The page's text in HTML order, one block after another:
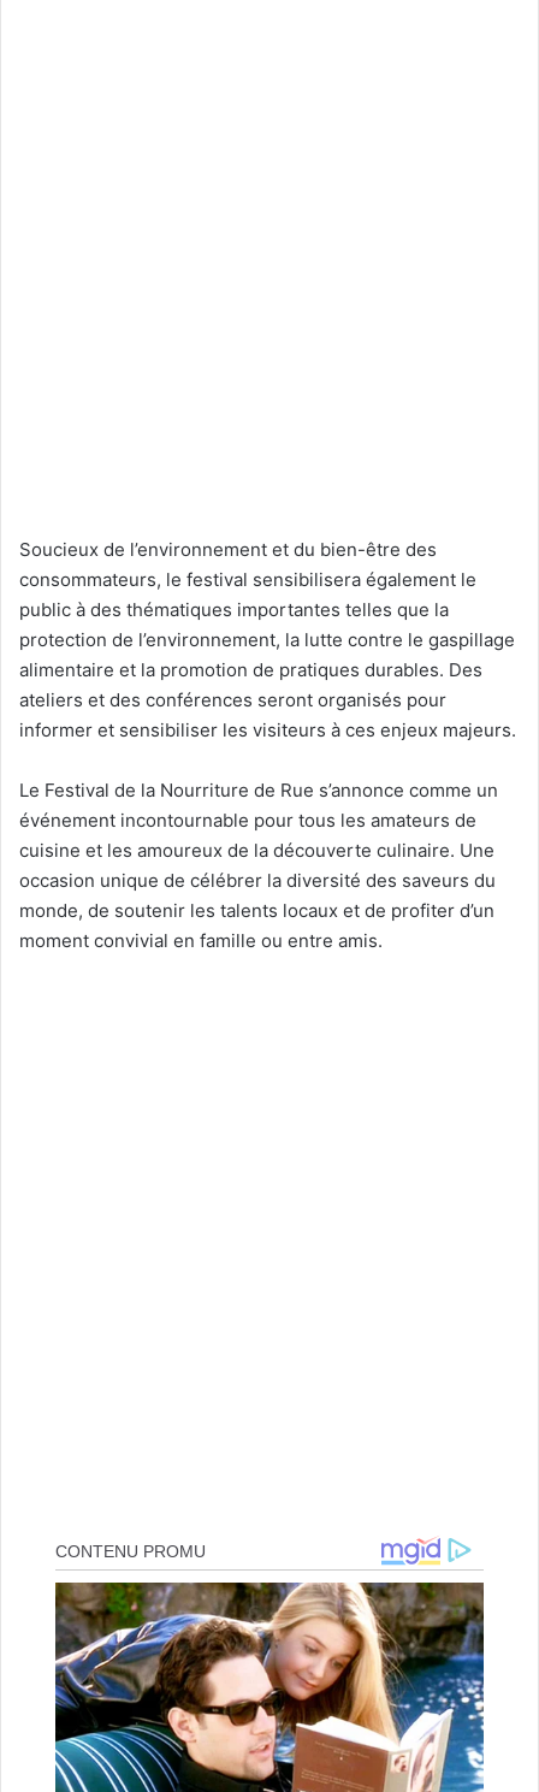
Soucieux de l’environnement et du bien-être des
consommateurs, le festival sensibilisera également le
public à des thématiques importantes telles que la
protection de l’environnement, la lutte contre le gaspillage
alimentaire et la promotion de pratiques durables. Des
ateliers et des conférences seront organisés pour
informer et sensibiliser les visiteurs à ces enjeux majeurs.
Le Festival de la Nourriture de Rue s’annonce comme un
événement incontournable pour tous les amateurs de
cuisine et les amoureux de la découverte culinaire. Une
occasion unique de célébrer la diversité des saveurs du
monde, de soutenir les talents locaux et de profiter d’un
moment convivial en famille ou entre amis.